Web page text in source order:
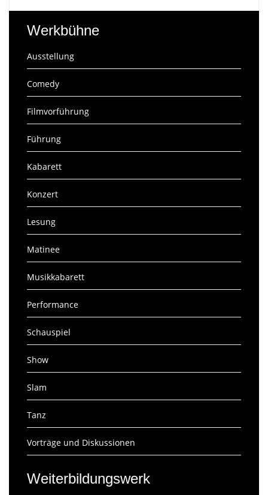
Werkbühne
Ausstellung
Comedy
Filmvorführung
Führung
Kabarett
Konzert
Lesung
Matinee
Musikkabarett
Performance
Schauspiel
Show
Slam
Tanz
Vorträge und Diskussionen
Weiterbildungswerk